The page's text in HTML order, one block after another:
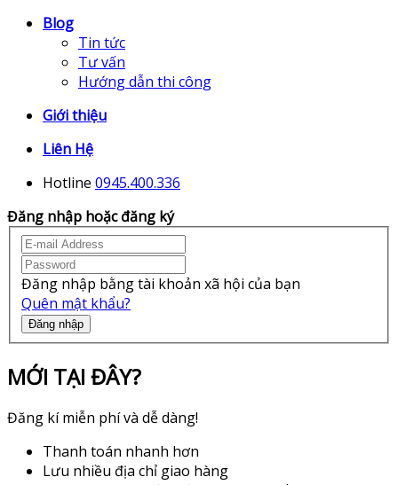
Blog
Tin tức
Tư vấn
Hướng dẫn thi công
Giới thiệu
Liên Hệ
Hotline 0945.400.336
Đăng nhập hoặc đăng ký
Đăng nhập bằng tài khoản xã hội của bạn
Quên mật khẩu?
Đăng nhập
MỚI TẠI ĐÂY?
Đăng kí miễn phí và dễ dàng!
Thanh toán nhanh hơn
Lưu nhiều địa chỉ giao hàng